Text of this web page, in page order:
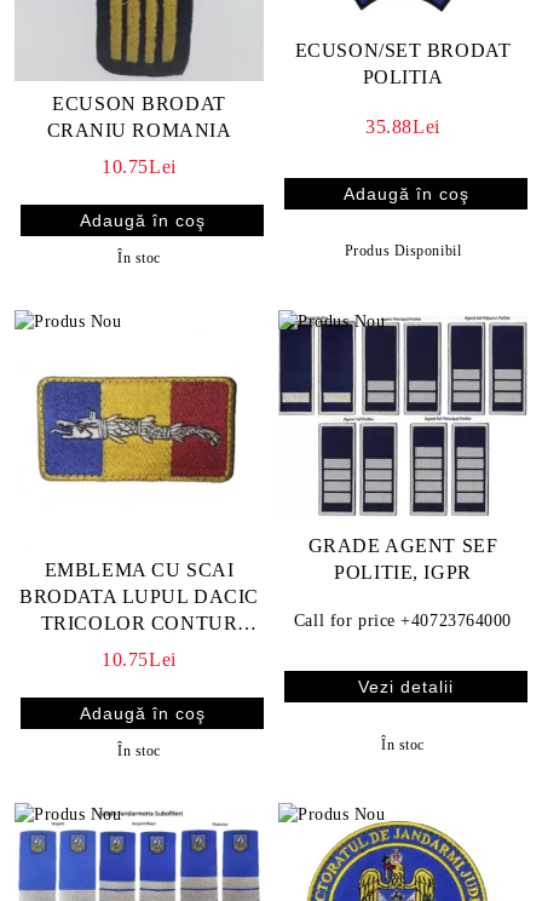
ECUSON BRODAT
CRANIU ROMANIA
10.75Lei
În stoc
ECUSON/SET BRODAT
POLITIA
35.88Lei
Produs Disponibil
EMBLEMA CU SCAI
BRODATA LUPUL DACIC
TRICOLOR CONTUR
GALBEN
10.75Lei
În stoc
GRADE AGENT SEF
POLITIE, IGPR
Call for price +40723764000
Vezi detalii
În stoc